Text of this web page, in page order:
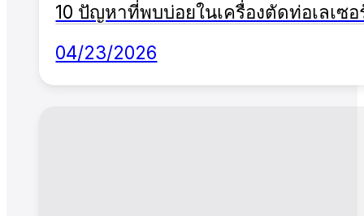
10 ปัญหาที่พบบ่อยในเครื่องตัดท่อเลเซ
04/23/2026